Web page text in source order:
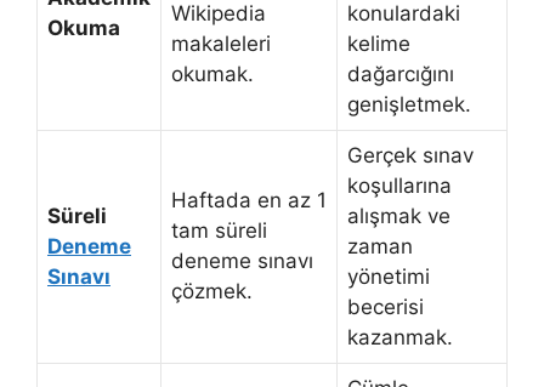
Okuma
Wikipedia
makaleleri
okumak.
konulardaki
kelime
dağarcığını
genişletmek.
Süreli
Deneme
Sınavı
Haftada en az 1
tam süreli
deneme sınavı
çözmek.
Gerçek sınav
koşullarına
alışmak ve
zaman
yönetimi
becerisi
kazanmak.